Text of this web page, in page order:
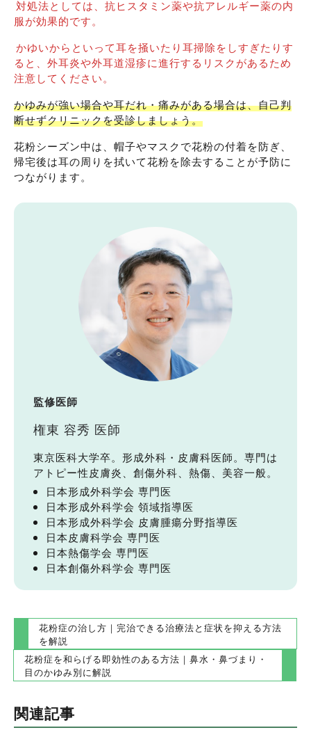
対処法としては、抗ヒスタミン薬や抗アレルギー薬の内
服が効果的です。
かゆいからといって耳を掻いたり耳掃除をしすぎたりす
ると、外耳炎や外耳道湿疹に進行するリスクがあるため
注意してください。
かゆみが強い場合や耳だれ・痛みがある場合は、自己判
断せずクリニックを受診しましょう。
花粉シーズン中は、帽子やマスクで花粉の付着を防ぎ、
帰宅後は耳の周りを拭いて花粉を除去することが予防に
つながります。
監修医師
権東 容秀 医師
東京医科大学卒。形成外科・皮膚科医師。専門は
アトピー性皮膚炎、創傷外科、熱傷、美容一般。
日本形成外科学会 専門医
日本形成外科学会 領域指導医
日本形成外科学会 皮膚腫瘍分野指導医
日本皮膚科学会 専門医
日本熱傷学会 専門医
日本創傷外科学会 専門医
稿
ナ
ゲ
花粉症の治し方｜完治できる治療法と症状を抑える方法
を解説
花粉症を和らげる即効性のある方法｜鼻水・鼻づまり・
目のかゆみ別に解説
関連記事